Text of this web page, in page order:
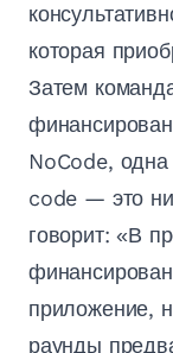
которая
Затем
NoCode,
code — это
говорит: «В
приложение,
раунды